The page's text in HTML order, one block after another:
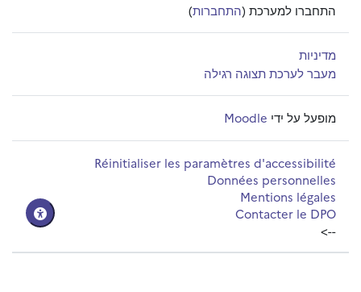
התחברו למערכת (התחברות)
מדיניות
מעבר לערכת תצוגה רגילה
מופעל על ידי Moodle
Réinitialiser les paramètres d'accessibilité
Données personnelles
Mentions légales
Contacter le DPO
-->